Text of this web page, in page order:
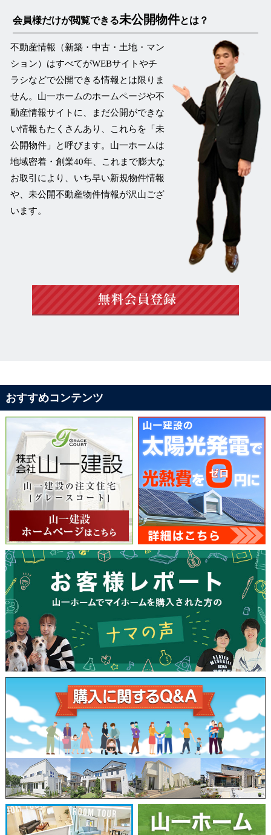
会員様だけが閲覧できる未公開物件とは？
不動産情報（新築・中古・土地・マン
ション）はすべてがWEBサイトやチ
ラシなどで公開できる情報とは限りま
せん。山一ホームのホームページや不
動産情報サイトに、まだ公開ができな
い情報もたくさんあり、これらを 「未
公開物件」
と呼びます。山一ホームは
地域密着・創業40年、これまで膨大な
お取引により、いち早い新規物件情報
や、未公開不動産物件情報が沢山ござ
います。
おすすめコンテンツ